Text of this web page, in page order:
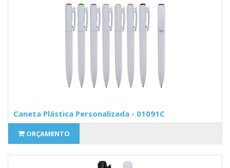
Caneta Plástica Personalizada - 01091C
ORÇAMENTO